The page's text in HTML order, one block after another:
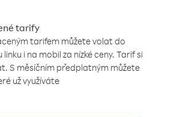
tarify
tarifem můžete volat do
i na mobil za nízké ceny. Tarif si
S měsíčním předplatným můžete
už využíváte